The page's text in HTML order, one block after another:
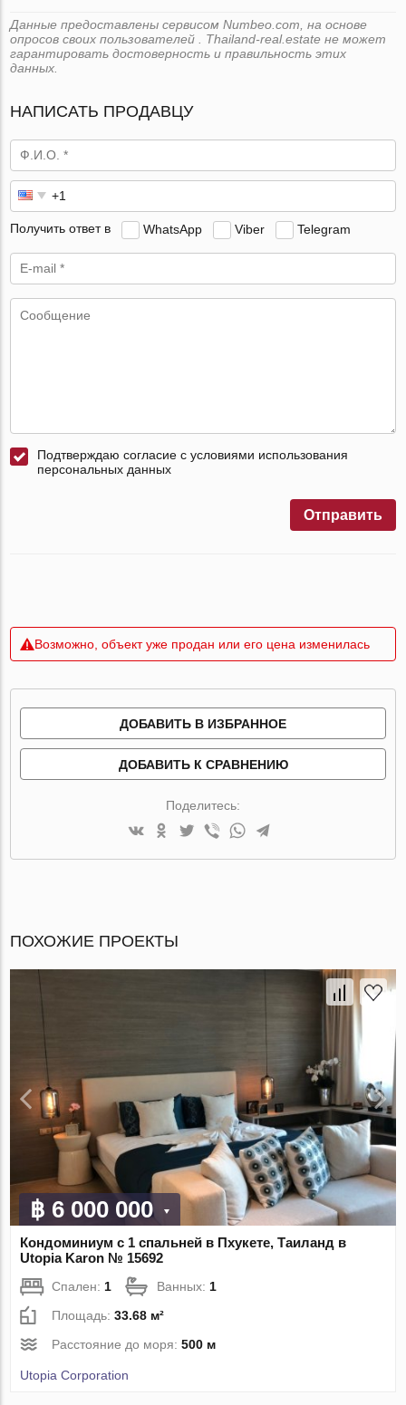
Данные предоставлены сервисом Numbeo.com, на основе
опросов своих пользователей . Thailand-real.estate не может
гарантировать достоверность и правильность этих
данных.
НАПИСАТЬ ПРОДАВЦУ
Получить ответ в WhatsApp Viber Telegram
Подтверждаю согласие с условиями использования
персональных данных
Отправить
Возможно, объект уже продан или его цена изменилась
ДОБАВИТЬ В ИЗБРАННОЕ
ДОБАВИТЬ К СРАВНЕНИЮ
Поделитесь:
ПОХОЖИЕ ПРОЕКТЫ
฿ 6 000 000
Кондоминиум с 1 спальней в Пхукете, Таиланд в
Utopia Karon № 15692
Спален:1 Ванных:1
Площадь:33.68 м²
Расстояние до моря:500 м
Utopia Corporation